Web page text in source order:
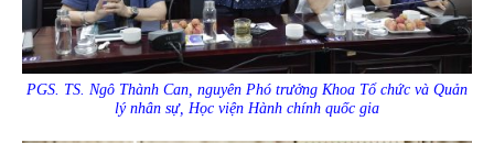
PGS. TS. Ngô Thành Can, nguyên Phó trưởng Khoa Tổ chức và Quản
lý nhân sự, Học viện Hành chính quốc gia